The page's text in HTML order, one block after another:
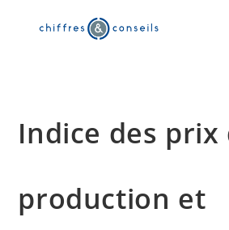
Indice des prix
production et